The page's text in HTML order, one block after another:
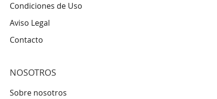
Condiciones de Uso
Aviso Legal
Contacto
NOSOTROS
Sobre nosotros